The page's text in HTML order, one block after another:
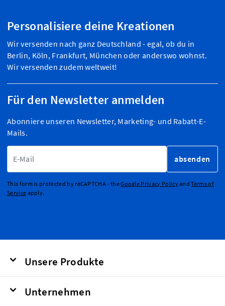
Personalisiere deine Kreationen
Wir versenden nach ganz Deutschland - egal, ob du in
Berlin, Köln, Frankfurt, München oder anderswo wohnst.
Wir versenden zudem weltweit!
Für den Newsletter anmelden
Abonniere unseren Newsletter, Marketing- und Rabatt-E-
Mails.
absenden
This form is protected by reCAPTCHA - theGoogle Privacy PolicyandTerms of
Service apply.
Unsere Produkte
Unternehmen